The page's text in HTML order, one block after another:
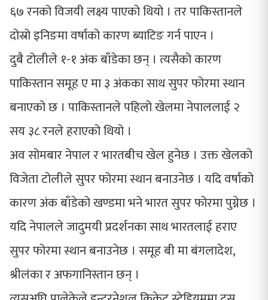
६७ रनको विजयी लक्ष्य पाएको थियो । तर पाकिस्तानले
दोस्रो इनिङमा वर्षाको कारण ब्याटिङ गर्न पाएन ।
दुबै टोलीले १-१ अंक बाँडेका छन् । त्यसैको कारण
पाकिस्तान समूह ए मा ३ अंकका साथ सुपर फोरमा स्थान
बनाएको छ । पाकिस्तानले पहिलो खेलमा नेपाललाई २
सय ३८ रनले हराएको थियो ।
अव सोमबार नेपाल र भारतबीच खेल हुनेछ । उक्त खेलको
विजेता टोलीले सुपर फोरमा स्थान बनाउनेछ । यदि वर्षाको
कारण अंक बाँडेको खण्डमा भने भारत सुपर फोरमा पुग्नेछ ।
यदि नेपालले जादुमयी प्रदर्शनका साथ भारतलाई हराए
सुपर फोरमा स्थान बनाउनेछ । समूह बी मा बंगलादेश,
श्रीलंका र अफगानिस्तान छन् ।